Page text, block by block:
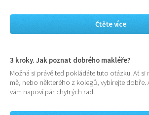
Čtěte více
3 kroky. Jak poznat dobrého makléře?
Možná si právě teď pokládáte tuto otázku. Ať si
mě, nebo některého z kolegů, vybírejte dobře.
vám napoví pár chytrých rad.